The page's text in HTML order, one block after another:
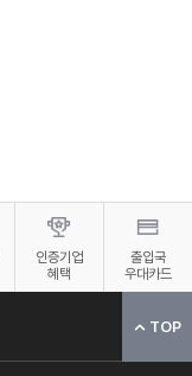
인증기업
혜택
출입국
우대카드
TOP